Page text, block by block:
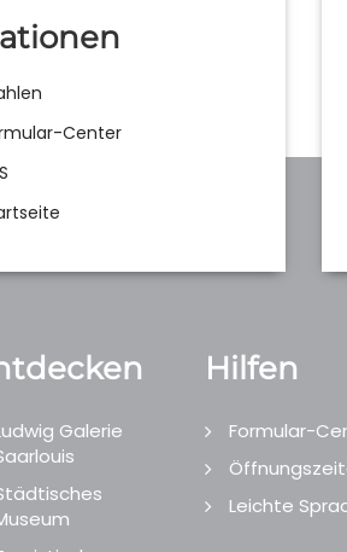
Center
Galerie
Hilfen
Formular-
Leichte